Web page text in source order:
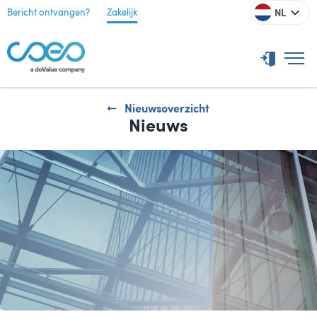
Bericht ontvangen? Zakelijk NL
Nieuwsoverzicht
Nieuws